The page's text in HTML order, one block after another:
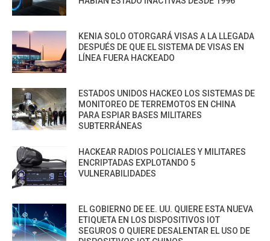
KENIA SOLO OTORGARÁ VISAS A LA LLEGADA
DESPUÉS DE QUE EL SISTEMA DE VISAS EN
LÍNEA FUERA HACKEADO
ESTADOS UNIDOS HACKEO LOS SISTEMAS DE
MONITOREO DE TERREMOTOS EN CHINA
PARA ESPIAR BASES MILITARES
SUBTERRÁNEAS
HACKEAR RADIOS POLICIALES Y MILITARES
ENCRIPTADAS EXPLOTANDO 5
VULNERABILIDADES
EL GOBIERNO DE EE. UU. QUIERE ESTA NUEVA
ETIQUETA EN LOS DISPOSITIVOS IOT
SEGUROS O QUIERE DESALENTAR EL USO DE